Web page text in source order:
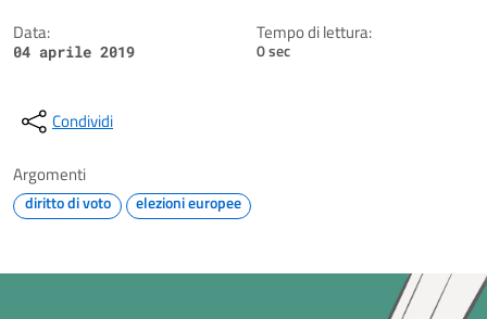
Data:
04 aprile 2019
Tempo di lettura:
0 sec
Condividi
Argomenti
diritto di voto elezioni europee